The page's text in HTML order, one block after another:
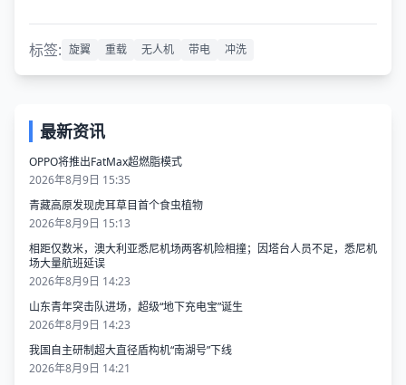
标签: 旋翼 重载 无人机 带电 冲洗
最新资讯
OPPO将推出FatMax超燃脂模式
2026年8月9日 15:35
青藏高原发现虎耳草目首个食虫植物
2026年8月9日 15:13
相距仅数米，澳大利亚悉尼机场两客机险相撞；因塔台人员不足，悉尼机
场大量航班延误
2026年8月9日 14:23
山东青年突击队进场，超级“地下充电宝”诞生
2026年8月9日 14:23
我国自主研制超大直径盾构机“南湖号”下线
2026年8月9日 14:21